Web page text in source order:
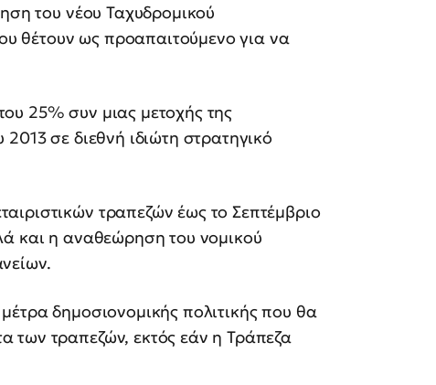
του νέου Ταχυδρομικού
θέτουν ως προαπαιτούμενο για να
25% συν μιας μετοχής της
σε διεθνή ιδιώτη στρατηγικό
τραπεζών έως το Σεπτέμβριο
και η αναθεώρηση του νομικού
δημοσιονομικής πολιτικής που θα
των τραπεζών, εκτός εάν η Τράπεζα